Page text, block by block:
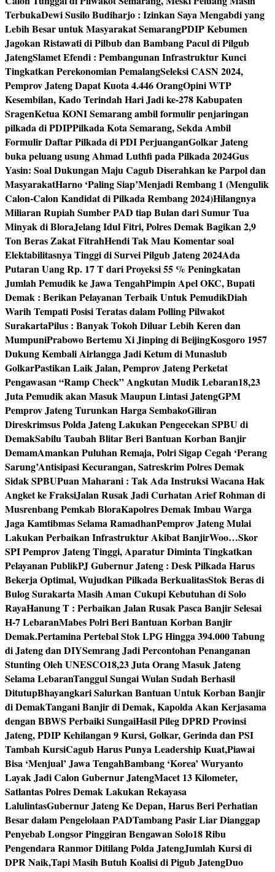
TerbukaDewi Susilo Budiharjo : Izinkan Saya Mengabdi yang
Lebih Besar untuk Masyarakat SemarangPDIP Kebumen
Jagokan Ristawati di Pilbub dan Bambang Pacul di Pilgub
JatengSlamet Efendi : Pembangunan Infrastruktur Kunci
Tingkatkan Perekonomian PemalangSeleksi CASN 2024,
Pemprov Jateng Dapat Kuota 4.446 OrangOpini WTP
Kesembilan, Kado Terindah Hari Jadi ke-278 Kabupaten
SragenKetua KONI Semarang ambil formulir penjaringan
pilkada di PDIPPilkada Kota Semarang, Sekda Ambil
Formulir Daftar Pilkada di PDI PerjuanganGolkar Jateng
buka peluang usung Ahmad Luthfi pada Pilkada 2024Gus
Yasin: Soal Dukungan Maju Cagub Diserahkan ke Parpol dan
MasyarakatHarno ‘Paling Siap’Menjadi Rembang 1 (Mengulik
Calon-Calon Kandidat di Pilkada Rembang 2024)Hilangnya
Miliaran Rupiah Sumber PAD tiap Bulan dari Sumur Tua
Minyak di BloraJelang Idul Fitri, Polres Demak Bagikan 2,9
Ton Beras Zakat FitrahHendi Tak Mau Komentar soal
Elektabilitasnya Tinggi di Survei Pilgub Jateng 2024Ada
Putaran Uang Rp. 17 T dari Proyeksi 55 % Peningkatan
Jumlah Pemudik ke Jawa TengahPimpin Apel OKC, Bupati
Demak : Berikan Pelayanan Terbaik Untuk PemudikDiah
Warih Tempati Posisi Teratas dalam Polling Pilwakot
SurakartaPilus : Banyak Tokoh Diluar Lebih Keren dan
MumpuniPrabowo Bertemu Xi Jinping di BeijingKosgoro 1957
Dukung Kembali Airlangga Jadi Ketum di Munaslub
GolkarPastikan Laik Jalan, Pemprov Jateng Perketat
Pengawasan “Ramp Check” Angkutan Mudik Lebaran18,23
Juta Pemudik akan Masuk Maupun Lintasi JatengGPM
Pemprov Jateng Turunkan Harga SembakoGiliran
Direskrimsus Polda Jateng Lakukan Pengecekan SPBU di
DemakSabilu Taubah Blitar Beri Bantuan Korban Banjir
DemamAmankan Puluhan Remaja, Polri Sigap Cegah ‘Perang
Sarung’Antisipasi Kecurangan, Satreskrim Polres Demak
Sidak SPBUPuan Maharani : Tak Ada Instruksi Wacana Hak
Angket ke FraksiJalan Rusak Jadi Curhatan Arief Rohman di
Musrenbang Pemkab BloraKapolres Demak Imbau Warga
Jaga Kamtibmas Selama RamadhanPemprov Jateng Mulai
Lakukan Perbaikan Infrastruktur Akibat BanjirWoo…Skor
SPI Pemprov Jateng Tinggi, Aparatur Diminta Tingkatkan
Pelayanan PublikPJ Gubernur Jateng : Desk Pilkada Harus
Bekerja Optimal, Wujudkan Pilkada BerkualitasStok Beras di
Bulog Surakarta Masih Aman Cukupi Kebutuhan di Solo
RayaHanung T : Perbaikan Jalan Rusak Pasca Banjir Selesai
H-7 LebaranMabes Polri Beri Bantuan Korban Banjir
Demak.Pertamina Pertebal Stok LPG Hingga 394.000 Tabung
di Jateng dan DIYSemrang Jadi Percontohan Penanganan
Stunting Oleh UNESCO18,23 Juta Orang Masuk Jateng
Selama LebaranTanggul Sungai Wulan Sudah Berhasil
DitutupBhayangkari Salurkan Bantuan Untuk Korban Banjir
di DemakTangani Banjir di Demak, Kapolda Akan Kerjasama
dengan BBWS Perbaiki SungaiHasil Pileg DPRD Provinsi
Jateng, PDIP Kehilangan 9 Kursi, Golkar, Gerinda dan PSI
Tambah KursiCagub Harus Punya Leadership Kuat,Piawai
Bisa ‘Menjual’ Jawa TengahBambang ‘Korea’ Wuryanto
Layak Jadi Calon Gubernur JatengMacet 13 Kilometer,
Satlantas Polres Demak Lakukan Rekayasa
LalulintasGubernur Jateng Ke Depan, Harus Beri Perhatian
Besar dalam Pengelolaan PADTambang Pasir Liar Dianggap
Penyebab Longsor Pinggiran Bengawan Solo18 Ribu
Pengendara Ranmor Ditilang Polda JatengJumlah Kursi di
DPR Naik,Tapi Masih Butuh Koalisi di Pigub JatengDuo